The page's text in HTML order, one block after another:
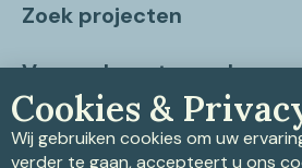
Zoek projecten
Vragen beantwoord
Contact
Cookies &
Wij gebruiken cookies om uw
verder te gaan, accepteert u ons